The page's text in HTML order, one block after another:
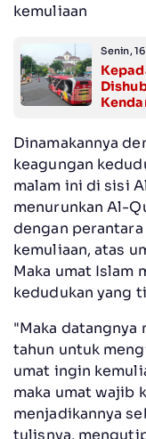
kemuliaan
Senin,
Dinamakannya
keagungan
malam ini di sisi
menurunkan Al-
dengan
kemuliaan, atas
Maka umat Islam
kedudukan yang
"Maka datangnya
tahun untuk
umat ingin
maka umat wajib
menjadikannya
tulisnya,